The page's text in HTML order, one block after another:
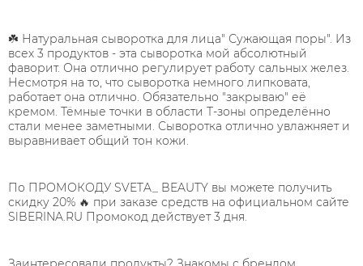
☘️ Натуральная сыворотка для лица" Сужающая поры". Из
всех 3 продуктов - эта сыворотка мой абсолютный
фаворит. Она отлично регулирует работу сальных желез.
Несмотря на то, что сыворотка немного липковата,
работает она отлично. Обязательно "закрываю" её
кремом. Тёмные точки в области Т-зоны определённо
стали менее заметными. Сыворотка отлично увлажняет и
выравнивает общий тон кожи. ⠀
По ПРОМОКОДУ SVETA_ BEAUTY вы можете получить
скидку 20% 🔥 при заказе средств на официальном сайте
SlBERINA.RU Промокод действует 3 дня.⠀